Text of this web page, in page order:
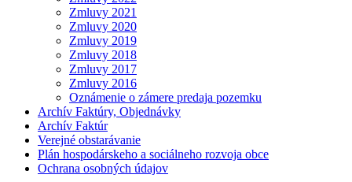
Zmluvy 2021
Zmluvy 2020
Zmluvy 2019
Zmluvy 2018
Zmluvy 2017
Zmluvy 2016
Oznámenie o zámere predaja pozemku
Archív Faktúry, Objednávky
Archív Faktúr
Verejné obstarávanie
Plán hospodárskeho a sociálneho rozvoja obce
Ochrana osobných údajov